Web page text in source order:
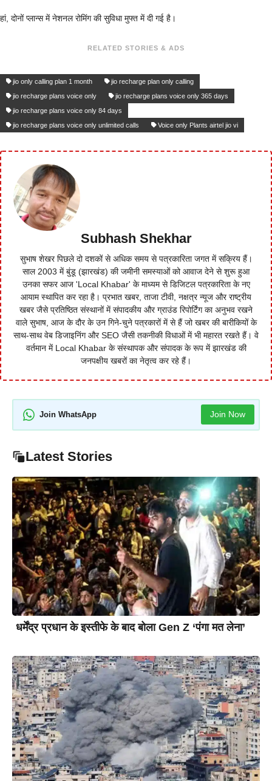
हां, दोनों प्लान्स में नेशनल रोमिंग की सुविधा मुफ्त में दी गई है।
RELATED STORIES & ADS
jio only calling plan 1 month
jio recharge plan only calling
jio recharge plans voice only
jio recharge plans voice only 365 days
jio recharge plans voice only 84 days
jio recharge plans voice only unlimited calls
Voice only Plants airtel jio vi
Subhash Shekhar
सुभाष शेखर पिछले दो दशकों से अधिक समय से पत्रकारिता जगत में सक्रिय हैं।
साल 2003 में बुंडू (झारखंड) की जमीनी समस्याओं को आवाज देने से शुरू हुआ
उनका सफर आज 'Local Khabar' के माध्यम से डिजिटल पत्रकारिता के नए
आयाम स्थापित कर रहा है। प्रभात खबर, ताजा टीवी, नक्षत्र न्यूज और राष्ट्रीय
खबर जैसे प्रतिष्ठित संस्थानों में संपादकीय और ग्राउंड रिपोर्टिंग का अनुभव रखने
वाले सुभाष, आज के दौर के उन गिने-चुने पत्रकारों में से हैं जो खबर की बारीकियों के
साथ-साथ वेब डिजाइनिंग और SEO जैसी तकनीकी विधाओं में भी महारत रखते हैं। वे
वर्तमान में Local Khabar के संस्थापक और संपादक के रूप में झारखंड की
जनपक्षीय खबरों का नेतृत्व कर रहे हैं।
Join WhatsApp Join Now
Latest Stories
धर्मेंद्र प्रधान के इस्तीफे के बाद बोला Gen Z ‘पंगा मत लेना’